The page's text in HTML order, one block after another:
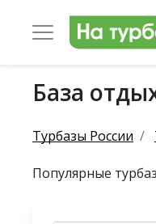
База
Турбазы России
Популярные